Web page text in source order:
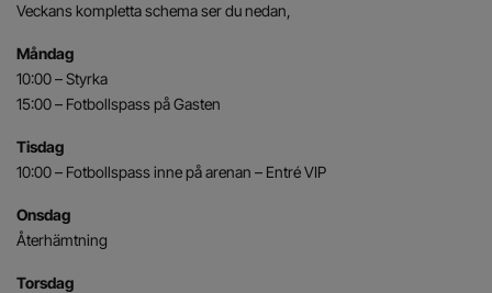
Veckans kompletta schema ser du nedan,
Måndag
10:00 – Styrka
15:00 – Fotbollspass på Gasten
Tisdag
10:00 – Fotbollspass inne på arenan – Entré VIP
Onsdag
Återhämtning
Torsdag